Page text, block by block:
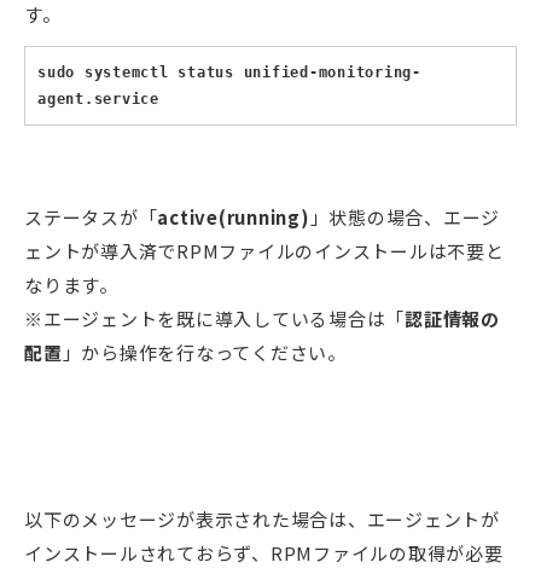
す。
sudo systemctl status unified-monitoring-
agent.service
ステータスが「active(running) 」状態の場合、エージ
ェントが導入済でRPMファイルのインストールは不要と
なります。
※エージェントを既に導入している場合は「認証情報の
配置 」から操作を行なってください。
以下のメッセージが表示された場合は、エージェントが
インストールされておらず、RPMファイルの取得が必要